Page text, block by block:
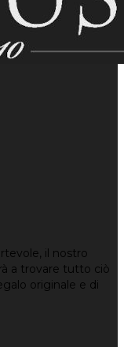
il nostro
a trovare tutto ciò
originale e di